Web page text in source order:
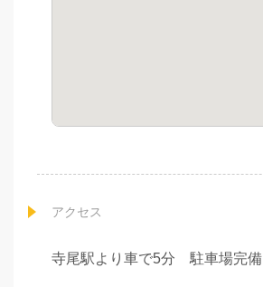
アクセス
寺尾駅より車で5分 駐車場完備